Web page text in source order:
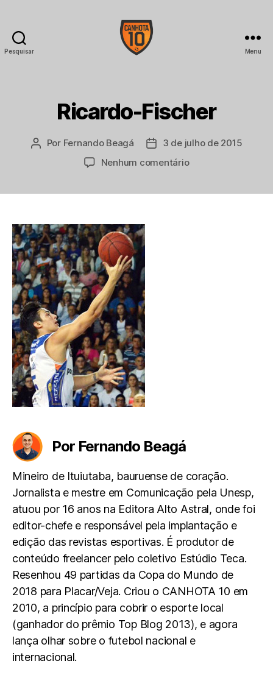
Pesquisar Menu
Ricardo-Fischer
Autor
Por Fernando Beagá
Data3 de julho de 2015
Nenhum comentárioem
Por Fernando Beagá
Mineiro de Ituiutaba, bauruense de coração.
Jornalista e mestre em Comunicação pela Unesp,
atuou por 16 anos na Editora Alto Astral, onde foi
editor-chefe e responsável pela implantação e
edição das revistas esportivas. É produtor de
conteúdo freelancer pelo coletivo Estúdio Teca.
Resenhou 49 partidas da Copa do Mundo de
2018 para Placar/Veja. Criou o CANHOTA 10 em
2010, a princípio para cobrir o esporte local
(ganhador do prêmio Top Blog 2013), e agora
lança olhar sobre o futebol nacional e
internacional.